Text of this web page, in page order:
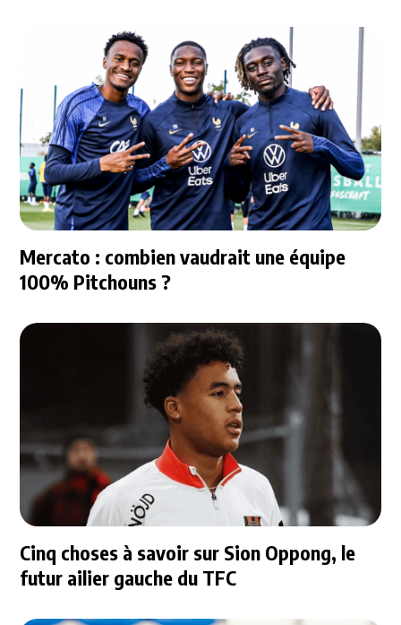
Mercato : combien vaudrait une équipe
100% Pitchouns ?
Cinq choses à savoir sur Sion Oppong, le
futur ailier gauche du TFC